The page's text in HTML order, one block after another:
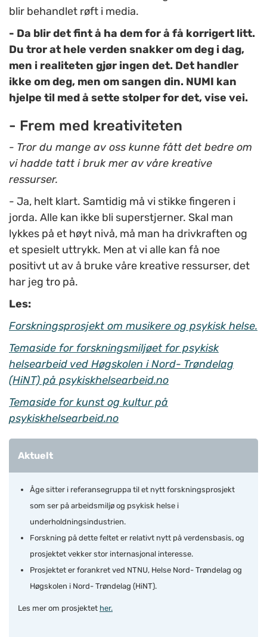
blir behandlet røft i media.
- Da blir det fint å ha dem for å få korrigert litt.
Du tror at hele verden snakker om deg i dag,
men i realiteten gjør ingen det. Det handler
ikke om deg, men om sangen din. NUMI kan
hjelpe til med å sette stolper for det, vise vei.
- Frem med kreativiteten
- Tror du mange av oss kunne fått det bedre om
vi hadde tatt i bruk mer av våre kreative
ressurser.
- Ja, helt klart. Samtidig må vi stikke fingeren i
jorda. Alle kan ikke bli superstjerner. Skal man
lykkes på et høyt nivå, må man ha drivkraften og
et spesielt uttrykk. Men at vi alle kan få noe
positivt ut av å bruke våre kreative ressurser, det
har jeg tro på.
Les:
Forskningsprosjekt om musikere og psykisk helse.
Temaside for forskningsmiljøet for psykisk
helsearbeid ved Høgskolen i Nord- Trøndelag
(HiNT) på psykiskhelsearbeid.no
Temaside for kunst og kultur på
psykiskhelsearbeid.no
Aktuelt
Åge sitter i referansegruppa til et nytt forskningsprosjekt
som ser på arbeidsmiljø og psykisk helse i
underholdningsindustrien.
Forskning på dette feltet er relativt nytt på verdensbasis, og
prosjektet vekker stor internasjonal interesse.
Prosjektet er forankret ved NTNU, Helse Nord- Trøndelag og
Høgskolen i Nord- Trøndelag (HiNT).
Les mer om prosjektet her.